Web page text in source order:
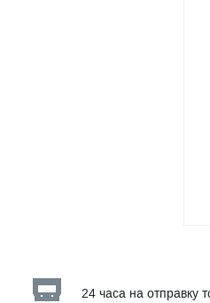
24 часа на отправку